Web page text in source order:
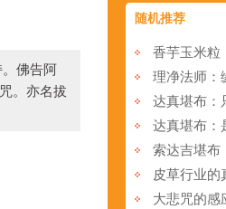
佛告阿
。亦名拔
随机推荐
香芋玉米粒
理净法师：
皮草行业的
大悲咒的感